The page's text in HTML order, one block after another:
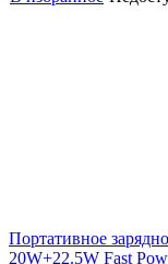
Портативное
20W+22.5W Fast